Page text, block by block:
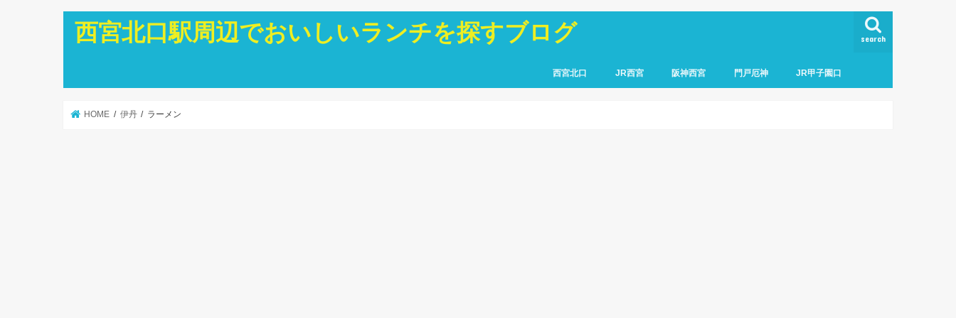
西宮北口駅周辺でおいしいランチを探すブログ search
西宮北口 JR西宮 阪神西宮 門戸厄神 JR甲子園口
HOME 伊丹 ラーメン